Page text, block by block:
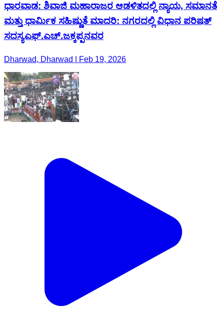
ಧಾರವಾಡ: ಶಿವಾಜಿ ಮಹಾರಾಜರ ಆಡಳಿತದಲ್ಲಿ ನ್ಯಾಯ, ಸಮಾನತೆ
ಮತ್ತು ಧಾರ್ಮಿಕ ಸಹಿಷ್ಣುತೆ ಮಾದರಿ: ನಗರದಲ್ಲಿ ವಿಧಾನ ಪರಿಷತ್
ಸದಸ್ಯಎಫ್.ಎಚ್.ಜಕ್ಕಪ್ಪನವರ
Dharwad, Dharwad | Feb 19, 2026